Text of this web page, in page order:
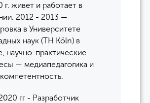
г. живет и работает в
2012 - 2013 —
в Университете
наук (TH Köln) в
научно-практические
— медиапедагогика и
гг - Разработчик